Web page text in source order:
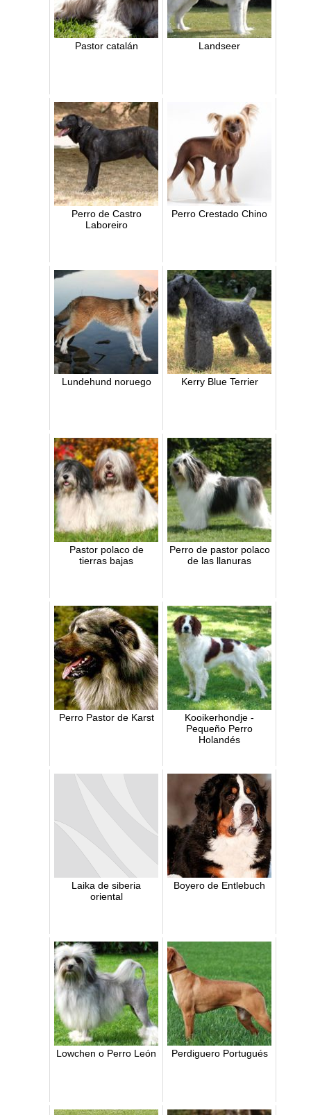
Pastor catalán Landseer
Perro de Castro
Laboreiro
Perro Crestado Chino
Lundehund noruego Kerry Blue Terrier
Pastor polaco de
tierras bajas
Perro de pastor polaco
de las llanuras
Perro Pastor de Karst
Kooikerhondje -
Pequeño Perro
Holandés
Laika de siberia
oriental
Boyero de Entlebuch
Lowchen o Perro León Perdiguero Portugués